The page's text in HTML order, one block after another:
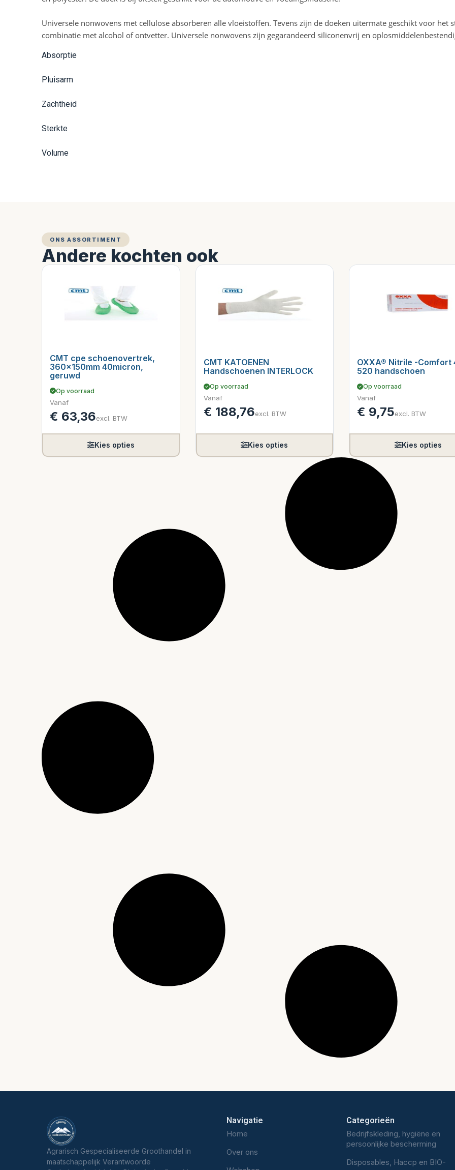
Universele nonwovens met cellulose absorberen alle vloeistoffen. Tevens zijn de doeken uitermate geschikt voor het
combinatie met alcohol of ontvetter. Universele nonwovens zijn gegarandeerd siliconenvrij en
Absorptie
Pluisarm
Zachtheid
Sterkte
Volume
ONS ASSORTIMENT
Andere kochten ook
CMT cpe schoenovertrek,
360x150mm 40micron,
geruwd
Op voorraad
Vanaf
€ 63,36excl. BTW
Kies opties
CMT KATOENEN
Handschoenen INTERLOCK
Op voorraad
Vanaf
€ 188,76excl. BTW
Kies opties
OXXA® Nitrile -Comfort
520 handschoen
Op voorraad
Vanaf
€ 9,75excl. BTW
Kies opties
Agrarisch Gespecialiseerde Groothandel in
maatschappelijk Verantwoorde
Navigatie
Home
Over ons
Categorieën
Bedrijfskleding, hygiëne en
persoonlijke bescherming
Disposables, Haccp en BIO-